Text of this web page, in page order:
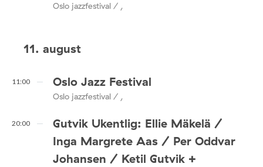
Oslo jazzfestival / ,
11. august
11:00 Oslo Jazz Festival
Oslo jazzfestival / ,
20:00
Gutvik Ukentlig: Ellie Mäkelä /
Inga Margrete Aas / Per Oddvar
Johansen / Ketil Gutvik +